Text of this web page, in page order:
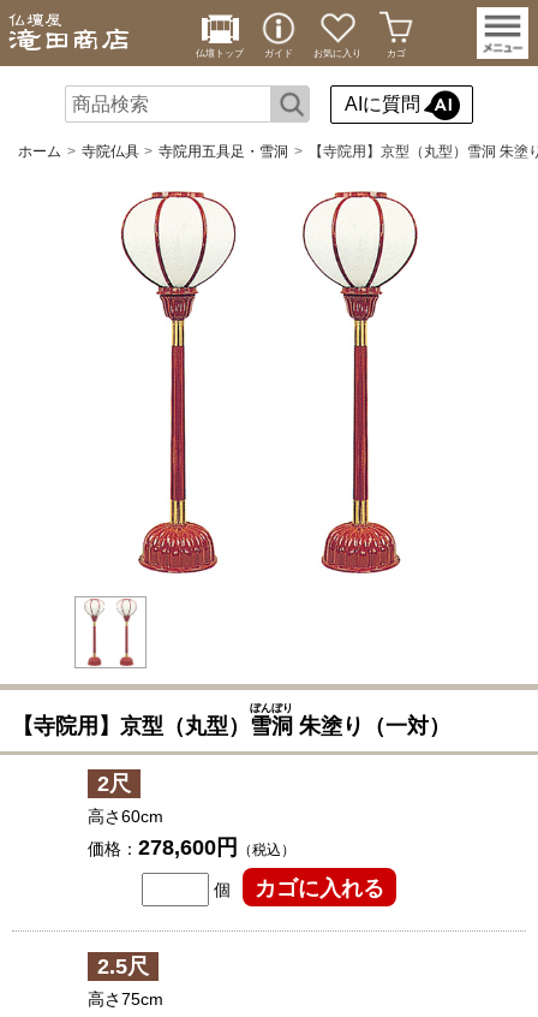
仏壇トップ ガイド お気に入り カゴ
AIに質問
ホーム 寺院仏具 寺院用五具足・雪洞 【寺院用】京型（丸型）雪洞 朱塗
【寺院用】京型（丸型） 雪洞
ぼんぼり
朱塗り（一対）
2尺
高さ60cm
価格： 278,600円 （税込）
個
2.5尺
高さ75cm